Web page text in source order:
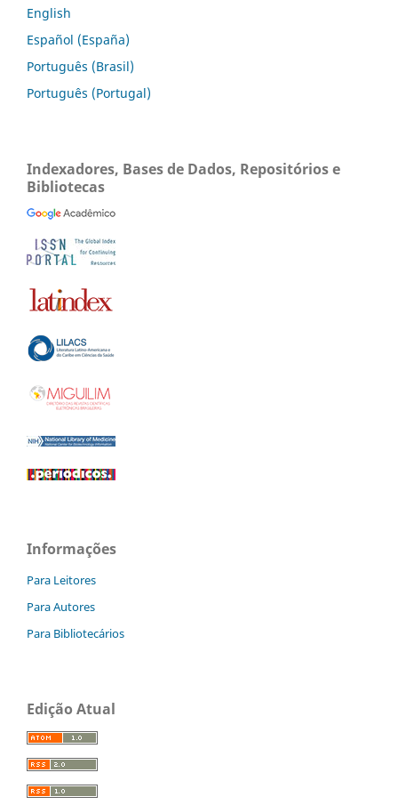
English
Español (España)
Português (Brasil)
Português (Portugal)
Indexadores, Bases de Dados, Repositórios e
Bibliotecas
Informações
Para Leitores
Para Autores
Para Bibliotecários
Edição Atual